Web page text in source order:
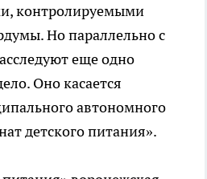
контролируемыми
Но параллельно с
еще одно
Оно касается
автономного
детского питания».